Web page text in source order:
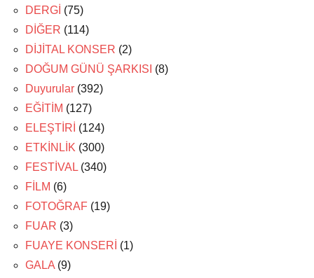
DERGİ (75)
DİĞER (114)
DİJİTAL KONSER (2)
DOĞUM GÜNÜ ŞARKISI (8)
Duyurular (392)
EĞİTİM (127)
ELEŞTİRİ (124)
ETKİNLİK (300)
FESTİVAL (340)
FİLM (6)
FOTOĞRAF (19)
FUAR (3)
FUAYE KONSERİ (1)
GALA (9)